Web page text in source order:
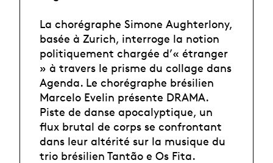
La chorégraphe Simone Aughterlony,
basée à Zurich, interroge la notion
politiquement chargée d’« étranger
» à travers le prisme du collage dans
Agenda. Le chorégraphe brésilien
Marcelo Evelin présente DRAMA.
Piste de danse apocalyptique, un
flux brutal de corps se confrontant
dans leur altérité sur la musique du
trio brésilien Tantão e Os Fita.